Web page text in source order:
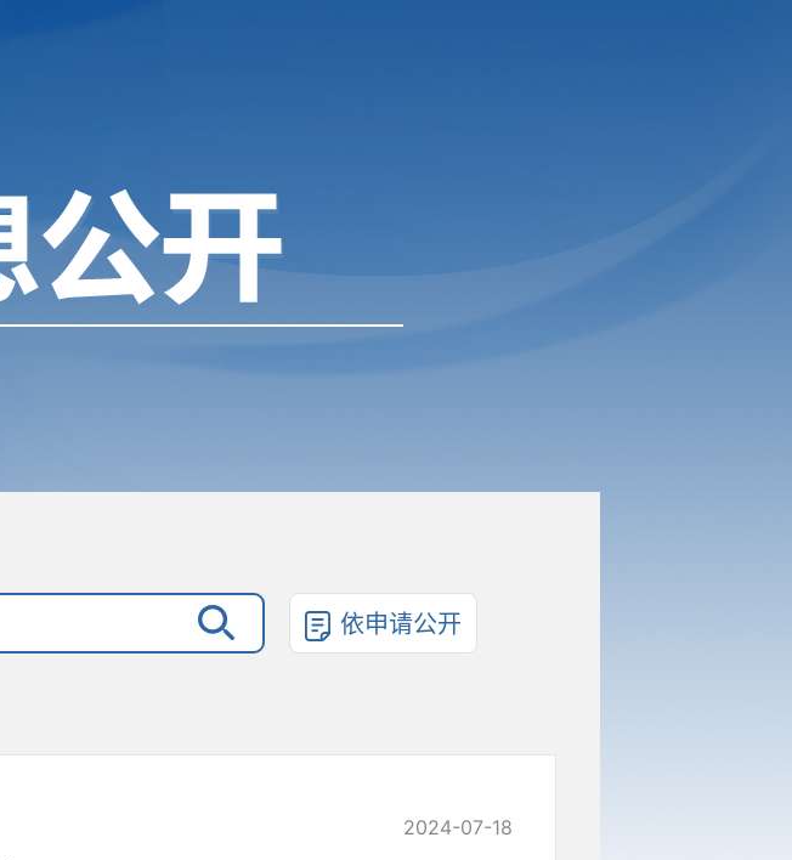
依申请公开
2024-07-18